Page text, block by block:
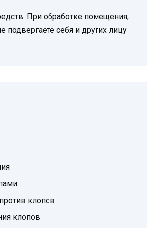
При обработке помещения,
подвергаете себя и других лицу
клопов
клопов